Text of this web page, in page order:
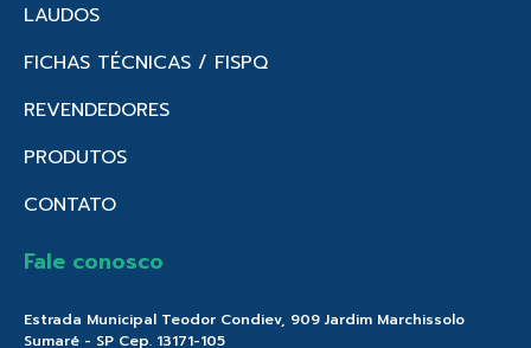
LAUDOS
FICHAS TÉCNICAS / FISPQ
REVENDEDORES
PRODUTOS
CONTATO
Fale conosco
Estrada Municipal Teodor Condiev, 909 Jardim Marchissolo
Sumaré - SP Cep. 13171-105